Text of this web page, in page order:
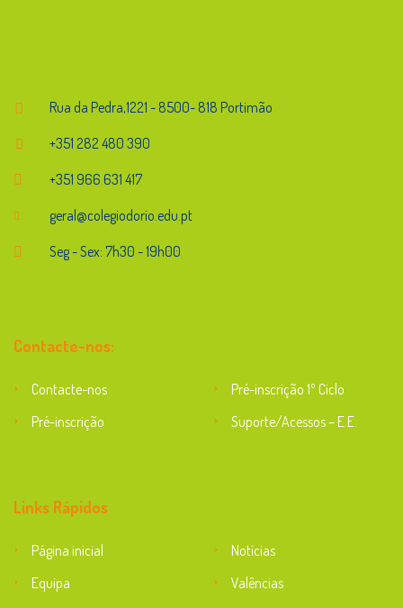
Rua da Pedra,1221 - 8500- 818 Portimão
+351 282 480 390
+351 966 631 417
geral@colegiodorio.edu.pt
Seg - Sex: 7h30 - 19h00
Contacte-nos:
Contacte-nos
Pré-inscrição 1º Ciclo
Pré-inscrição
Suporte/Acessos – E.E.
Links Rápidos
Página inicial
Notícias
Equipa
Valências